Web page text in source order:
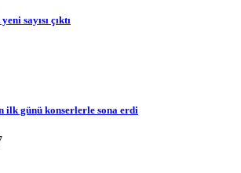
sayısı çıktı
ilk günü konserlerle sona erdi